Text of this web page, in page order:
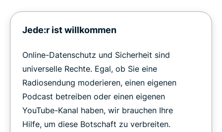
Sind Sie bereit, mit ExpressVPN zu kooperieren?
Jede:r ist willkommen
Online-Datenschutz und Sicherheit sind
universelle Rechte. Egal, ob Sie eine
Radiosendung moderieren, einen eigenen
Podcast betreiben oder einen eigenen
YouTube-Kanal haben, wir brauchen Ihre
Hilfe, um diese Botschaft zu verbreiten.